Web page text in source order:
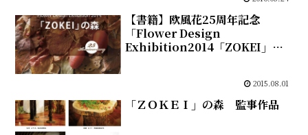
【書籍】欧風花25周年記念
「Flower Design
Exhibition2014「ZOKEI」の
2015.08.01
「ＺＯＫＥＩ」の森 監事作品